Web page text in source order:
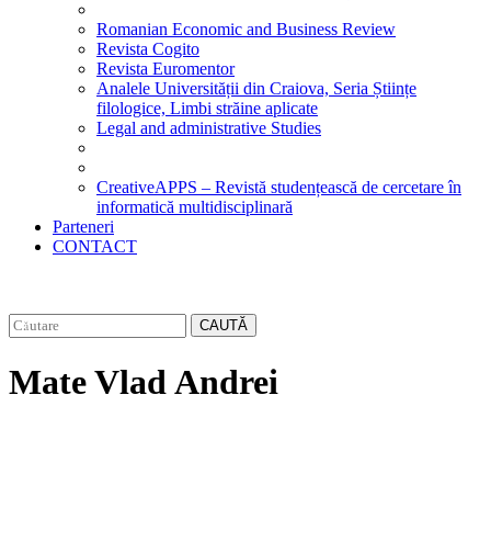
Romanian Economic and Business Review
Revista Cogito
Revista Euromentor
Analele Universității din Craiova, Seria Științe
filologice, Limbi străine aplicate
Legal and administrative Studies
CreativeAPPS – Revistă studențească de cercetare în
informatică multidisciplinară
Parteneri
CONTACT
CAUTĂ
Mate Vlad Andrei